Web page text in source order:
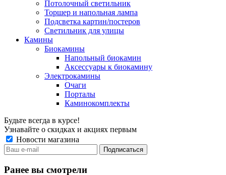
Потолочный светильник
Торшер и напольная лампа
Подсветка картин/постеров
Светильник для улицы
Камины
Биокамины
Напольный биокамин
Аксессуары к биокамину
Электрокамины
Очаги
Порталы
Каминокомплекты
Будьте всегда в курсе!
Узнавайте о скидках и акциях первым
Новости магазина
Ранее вы смотрели